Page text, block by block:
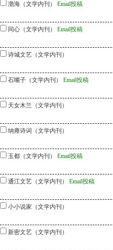
渤海（文学内刊） Email投稿
同心（文学内刊） Email投稿
诗城文艺（文学内刊）
石嘴子（文学内刊） Email投稿
天女木兰（文学内刊）
纳雍诗词（文学内刊）
玉都（文学内刊） Email投稿
通江文艺（文学内刊） Email投稿
小小说家（文学内刊）
新密文艺（文学内刊）